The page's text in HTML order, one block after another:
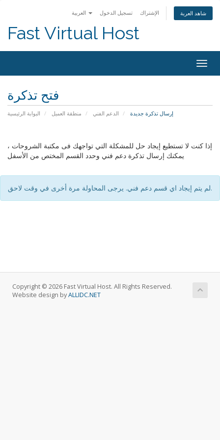
تسجيل الدخول الإشتراك شاهد العربة
Fast Virtual Host
فتح تذكرة
البوابة الرئيسية منطقة العميل الدعم الفني إرسال تذكرة جديدة
إذا كنت لا تستطيع إيجاد حل للمشكلة التي تواجهك فى مكتبة الشروحات ،
يمكنك إرسال تذكرة دعم فني وحدد القسم المختص من الأسفل
لم يتم إيجاد اي قسم دعم فني. يرجى المحاولة مرة أخرى في وقت لاحق.
Copyright © 2026 Fast Virtual Host. All Rights Reserved.
Website design byALLIDC.NET